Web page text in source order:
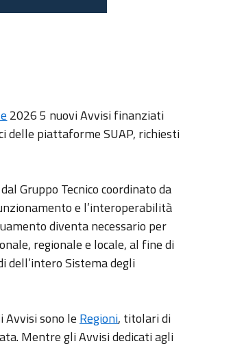
2026 5 nuovi Avvisi finanziati
delle piattaforme SUAP, richiesti
Gruppo Tecnico coordinato da
e l’interoperabilità
diventa necessario per
regionale e locale, al fine di
dell’intero Sistema degli
sono le Regioni, titolari di
Mentre gli Avvisi dedicati agli